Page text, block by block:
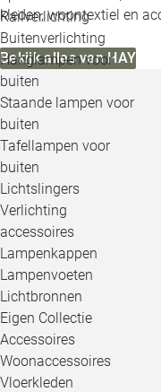
Railverlichting
Buitenverlichting
Hanglampen voor
buiten
Staande lampen voor
buiten
Tafellampen voor
buiten
Lichtslingers
Verlichting
accessoires
Lampenkappen
Lampenvoeten
Lichtbronnen
Eigen Collectie
Accessoires
Woonaccessoires
Vloerkleden
kleden, woontextiel en
Bekijk alles van HAY